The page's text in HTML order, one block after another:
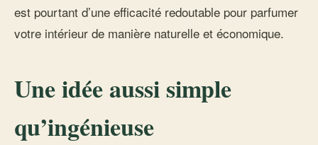
est pourtant d’une efficacité redoutable pour parfumer
votre intérieur de manière naturelle et économique.
Une idée aussi simple
qu’ingénieuse